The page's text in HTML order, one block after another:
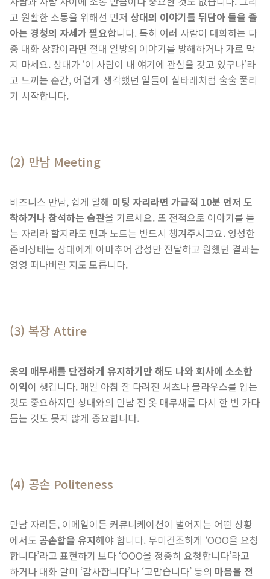
고 원활한 소통을 위해선 먼저 상대의 이야기를 뒤담아 들을 줄
아는 경청의 자세가 필요합니다. 특히 여러 사람이 대화하는 다
중 대화 상황이라면 절대 일방의 이야기를 방해하거나 가로 막
지 마세요. 상대가 ‘이 사람이 내 얘기에 관심을 갖고 있구나’라
고 느끼는 순간, 어렵게 생각했던 일들이 실타래처럼 술술 풀리
기 시작합니다.
(2) 만남 Meeting
비즈니스 만남, 쉽게 말해 미팅 자리라면 가급적 10분 먼저 도
착하거나 참석하는 습관을 기르세요. 또 전적으로 이야기를 듣
는 자리라 할지라도 펜과 노트는 반드시 챙겨주시고요. 엉성한
준비상태는 상대에게 아마추어 감성만 전달하고 원했던 결과는
영영 떠나버릴 지도 모릅니다.
(3) 복장 Attire
옷의 매무새를 단정하게 유지하기만 해도 나와 회사에 소소한
이익이 생깁니다. 매일 아침 잘 다려진 셔츠나 블라우스를 입는
것도 중요하지만 상대와의 만남 전 옷 매무새를 다시 한 번 가다
듬는 것도 못지 않게 중요합니다.
(4) 공손 Politeness
만남 자리든, 이메일이든 커뮤니케이션이 벌어지는 어떤 상황
에서도 공손함을 유지해야 합니다. 무미건조하게 ‘OOO을 요청
합니다’라고 표현하기 보다 ‘OOO을 정중히 요청합니다’라고
하거나 대화 말미 ‘감사합니다’나 ‘고맙습니다’ 등의 마음을 전